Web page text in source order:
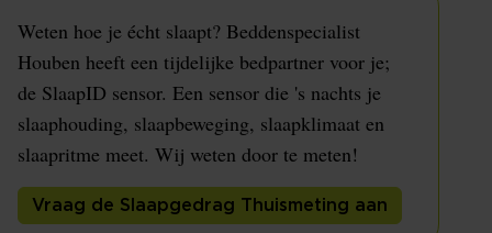
Weten hoe je écht slaapt? Beddenspecialist
Houben heeft een tijdelijke bedpartner voor je;
de SlaapID sensor. Een sensor die 's nachts je
slaaphouding, slaapbeweging, slaapklimaat en
slaapritme meet. Wij weten door te meten!
Vraag de Slaapgedrag Thuismeting aan